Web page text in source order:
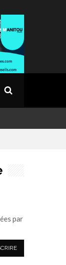
par